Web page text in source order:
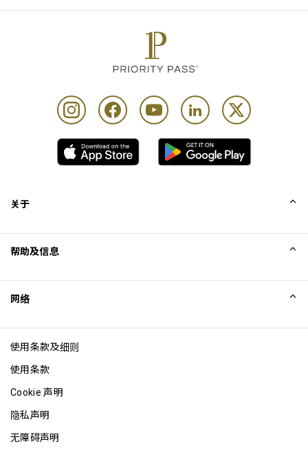
关于
Excellence Awards
博客
帮助及信息
网络
使用条款及细则
使用条款
Cookie 声明
隐私声明
无障碍声明